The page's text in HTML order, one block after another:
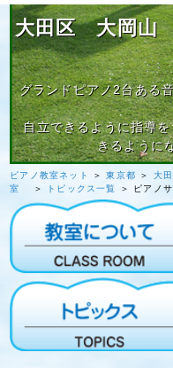
大田区 大岡山
グランドピアノ2台ある
自立できるように指導
きるように
ピアノ教室ネット ＞東京都 ＞ 大
室
＞ トピックス一覧 ＞ ピアノ